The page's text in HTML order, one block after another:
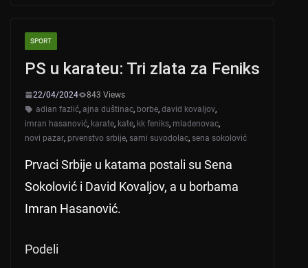
A
p
p
o
k
SPORT
PS u karateu: Tri zlata za Feniks
22/04/2024
843 Views
adian fazlić, ajna duštinac, borbe, david kovaljov,
imran hasanović, karate, kate, kk feniks, mladenovac,
novi pazar, prvenstvo srbije, sami suvodolac, sena sokolović
Prvaci Srbije u katama postali su Sena
Sokolović i David Kovaljov, a u borbama
Imran Hasanović.
Podeli